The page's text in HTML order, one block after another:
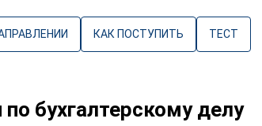
КАК ПОСТУПИТЬ ТЕСТ
бухгалтерскому делу